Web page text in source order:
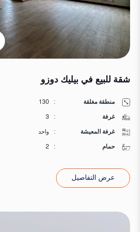
شقة للبيع في بيليك دوزو
منطقة مغلقة :
130
غرفة :
3
غرفة المعيشة : واحد
حمام :
2
عرض التفاصيل